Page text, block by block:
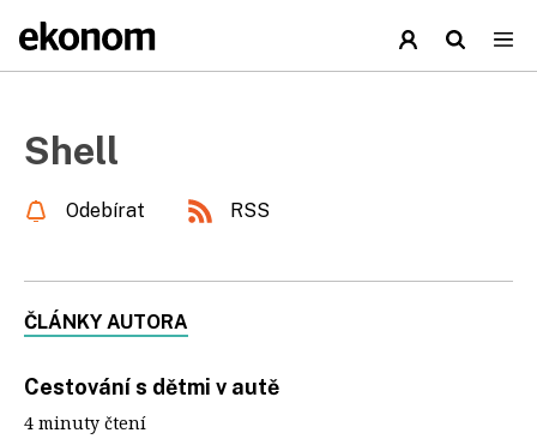
Shell
Odebírat RSS
ČLÁNKY AUTORA
Cestování s dětmi v autě
4 minuty čtení